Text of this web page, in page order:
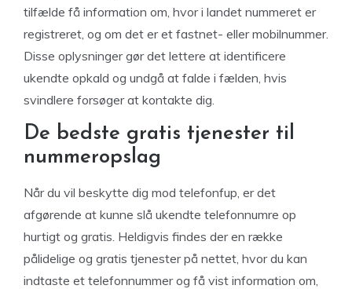
tilfælde få information om, hvor i landet nummeret er
registreret, og om det er et fastnet- eller mobilnummer.
Disse oplysninger gør det lettere at identificere
ukendte opkald og undgå at falde i fælden, hvis
svindlere forsøger at kontakte dig.
De bedste gratis tjenester til
nummeropslag
Når du vil beskytte dig mod telefonfup, er det
afgørende at kunne slå ukendte telefonnumre op
hurtigt og gratis. Heldigvis findes der en række
pålidelige og gratis tjenester på nettet, hvor du kan
indtaste et telefonnummer og få vist information om,